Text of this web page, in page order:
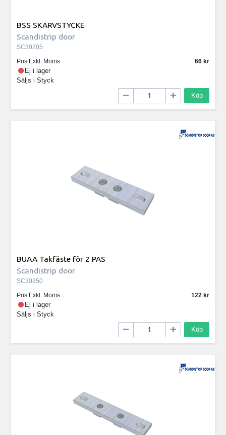
BSS SKARVSTYCKE
Scandistrip door
SC30205
Pris Exkl. Moms
66
Ej i lager
Säljs i Styck
Köp
BUAA Takfäste för 2 PAS
Scandistrip door
SC30250
Pris Exkl. Moms
122
Ej i lager
Säljs i Styck
Köp